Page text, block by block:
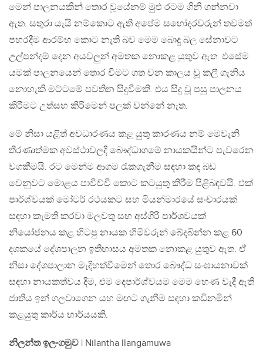
මෙන් පාලනයකින් තොර වූයේනම් මුළු රටම ගිනි ගන්නවා
ඇත. සතුරා යැයි නම්කොට ඇති අපේම සහෝදරවරුන් තවමත්
පහරදීම ආරම්භ කොට නැති බව මෙම බොදු බල සේනාවට
උල්පන්දම් දෙන අයවලුන් අමතක නොකළ යුතුව ඇත. එසේම
යමක් පාලනයෙන් තොර වීමට ගත වන කාලය වූ කලී ගැනිය
නොහැකි මට්ටමේ පවතින සිදුවීමකි. එය සිදු වූ පසු පාලනය
කිරීමට උත්සහ කිරීමෙන් පලක් වන්නේ නැත.
මේ නිසා යළිත් අවධාරණය කළ යුතු කාරණය නම් මෙවැනි
තීරණාත්මක අවස්ථාවලදී බෞද්ධාගමේ නායකයින්ට පැවරෙන
වගකීමයි. රට මෙන්ම ආගම රැකගැනීම සඳහා කඳ බඩ
වෙනුවට මොළය පාවිච්චි කොට කටයුතු කිරීම පිළිබඳවයි. එක්
පාර්ශ්වයක් මෝටර් රථයකට සහ මියන්මාරයේ සංචාරයක්
සඳහා කැමති කරවා මලවතු සහ අස්ගිරි පාර්ශවයක්
නියෝජනය කළ හිටපු නායක හිමිවරුන් බේදබින්න කළ 60
දශකයේ දේශපාලන ඉතිහාසය අමතක නොකළ යුතුව ඇත. ඒ
නිසා දේශපාලාන මැදිහත්වීමෙන් තොර බෞද්ධ සංඝායනාවක්
සඳහා නායකත්වය දීම, එම දෙපාර්ශ්වයම මෙම හෙණ වැදී ඇති
ජාතිය ඉන් ගලවාගෙන යහ මඟට ගැනීම සඳහා කඩිනමින්
කළයුතු කාර්ය භාර්යයකි.
නිලන්ත ඉලංගමුව | Nilantha Ilangamuwa